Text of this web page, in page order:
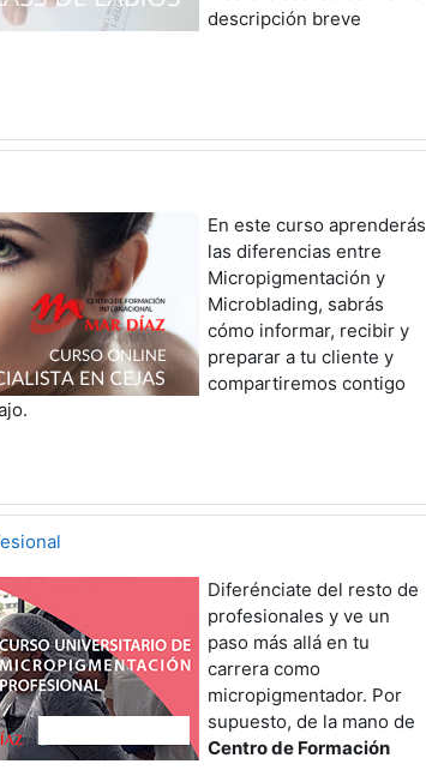
descripción breve
En este curso aprenderás
las diferencias entre
Micropigmentación y
Microblading, sabrás
cómo informar, recibir y
preparar a tu cliente y
compartiremos contigo
Diferénciate del resto de
profesionales y ve un
paso más allá en tu
carrera como
micropigmentador. Por
supuesto, de la mano de
Centro de Formación